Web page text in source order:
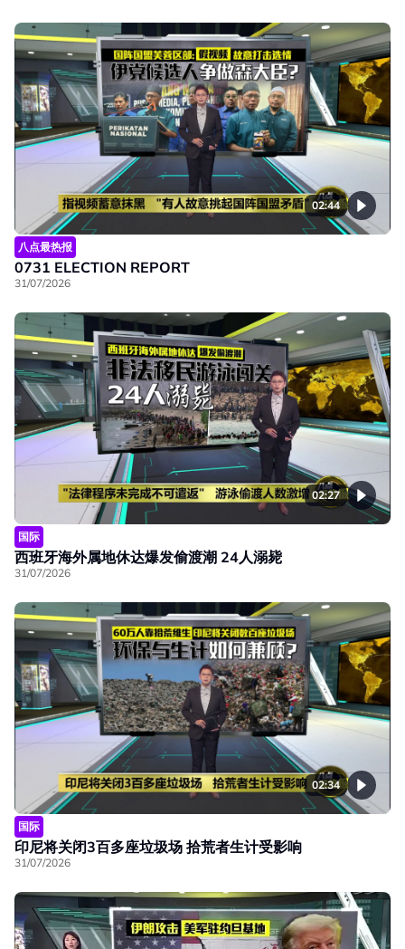
02:44
八点最热报
0731 ELECTION REPORT
31/07/2026
02:27
国际
西班牙海外属地休达爆发偷渡潮 24人溺毙
31/07/2026
02:34
国际
印尼将关闭3百多座垃圾场 拾荒者生计受影响
31/07/2026